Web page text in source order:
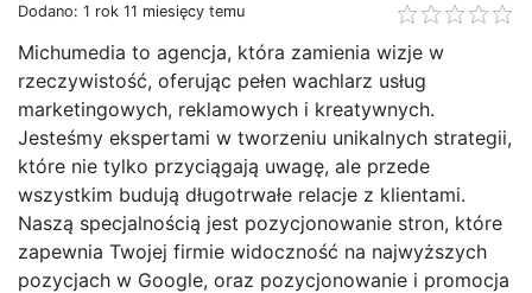
Dodano: 1 rok 11 miesięcy temu
Michumedia to agencja, która zamienia wizje w
rzeczywistość, oferując pełen wachlarz usług
marketingowych, reklamowych i kreatywnych.
Jesteśmy ekspertami w tworzeniu unikalnych strategii,
które nie tylko przyciągają uwagę, ale przede
wszystkim budują długotrwałe relacje z klientami.
Naszą specjalnością jest pozycjonowanie stron, które
zapewnia Twojej firmie widoczność na najwyższych
pozycjach w Google, oraz pozycjonowanie i promocja